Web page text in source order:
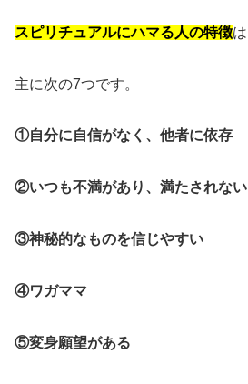
スピリチュアルにハマる人の特徴は
主に次の7つです。
①自分に自信がなく、他者に依存
②いつも不満があり、満たされない
③神秘的なものを信じやすい
④ワガママ
⑤変身願望がある